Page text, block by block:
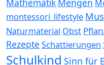
montessori_lifestyle
Naturmaterial Obst
Rezepte Schattierungen
Schulkind Sinn für